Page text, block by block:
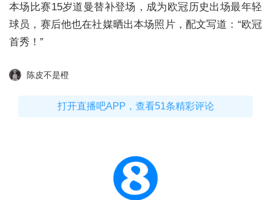
本场比赛15岁道曼替补登场，成为欧冠历史出场最年轻
球员，赛后他也在社媒晒出本场照片，配文写道：“欧冠
首秀！”
陈皮不是橙
打开直播吧APP，查看51条精彩评论